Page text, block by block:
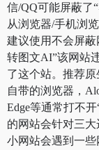
信/QQ可能屏蔽了
从浏览器/手机浏
建议使用不会屏
转图文AI”该网站
了这个站。推荐
自带的浏览器，
Edge等通常打不
的网站会针对三
小网站会遇到一